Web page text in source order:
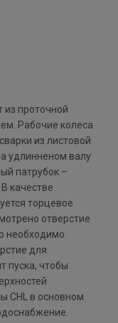
из проточной
Рабочие колеса
из листовой
удлинненом валу
патрубок –
качестве
торцевое
отверстие
необходимо.
для
пуска, чтобы
CHL в основном